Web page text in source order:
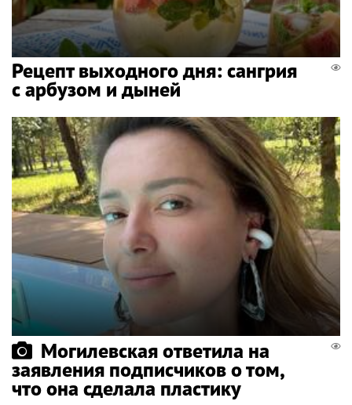
Рецепт выходного дня: сангрия
с арбузом и дыней
Могилевская ответила на
заявления подписчиков о том,
что она сделала пластику